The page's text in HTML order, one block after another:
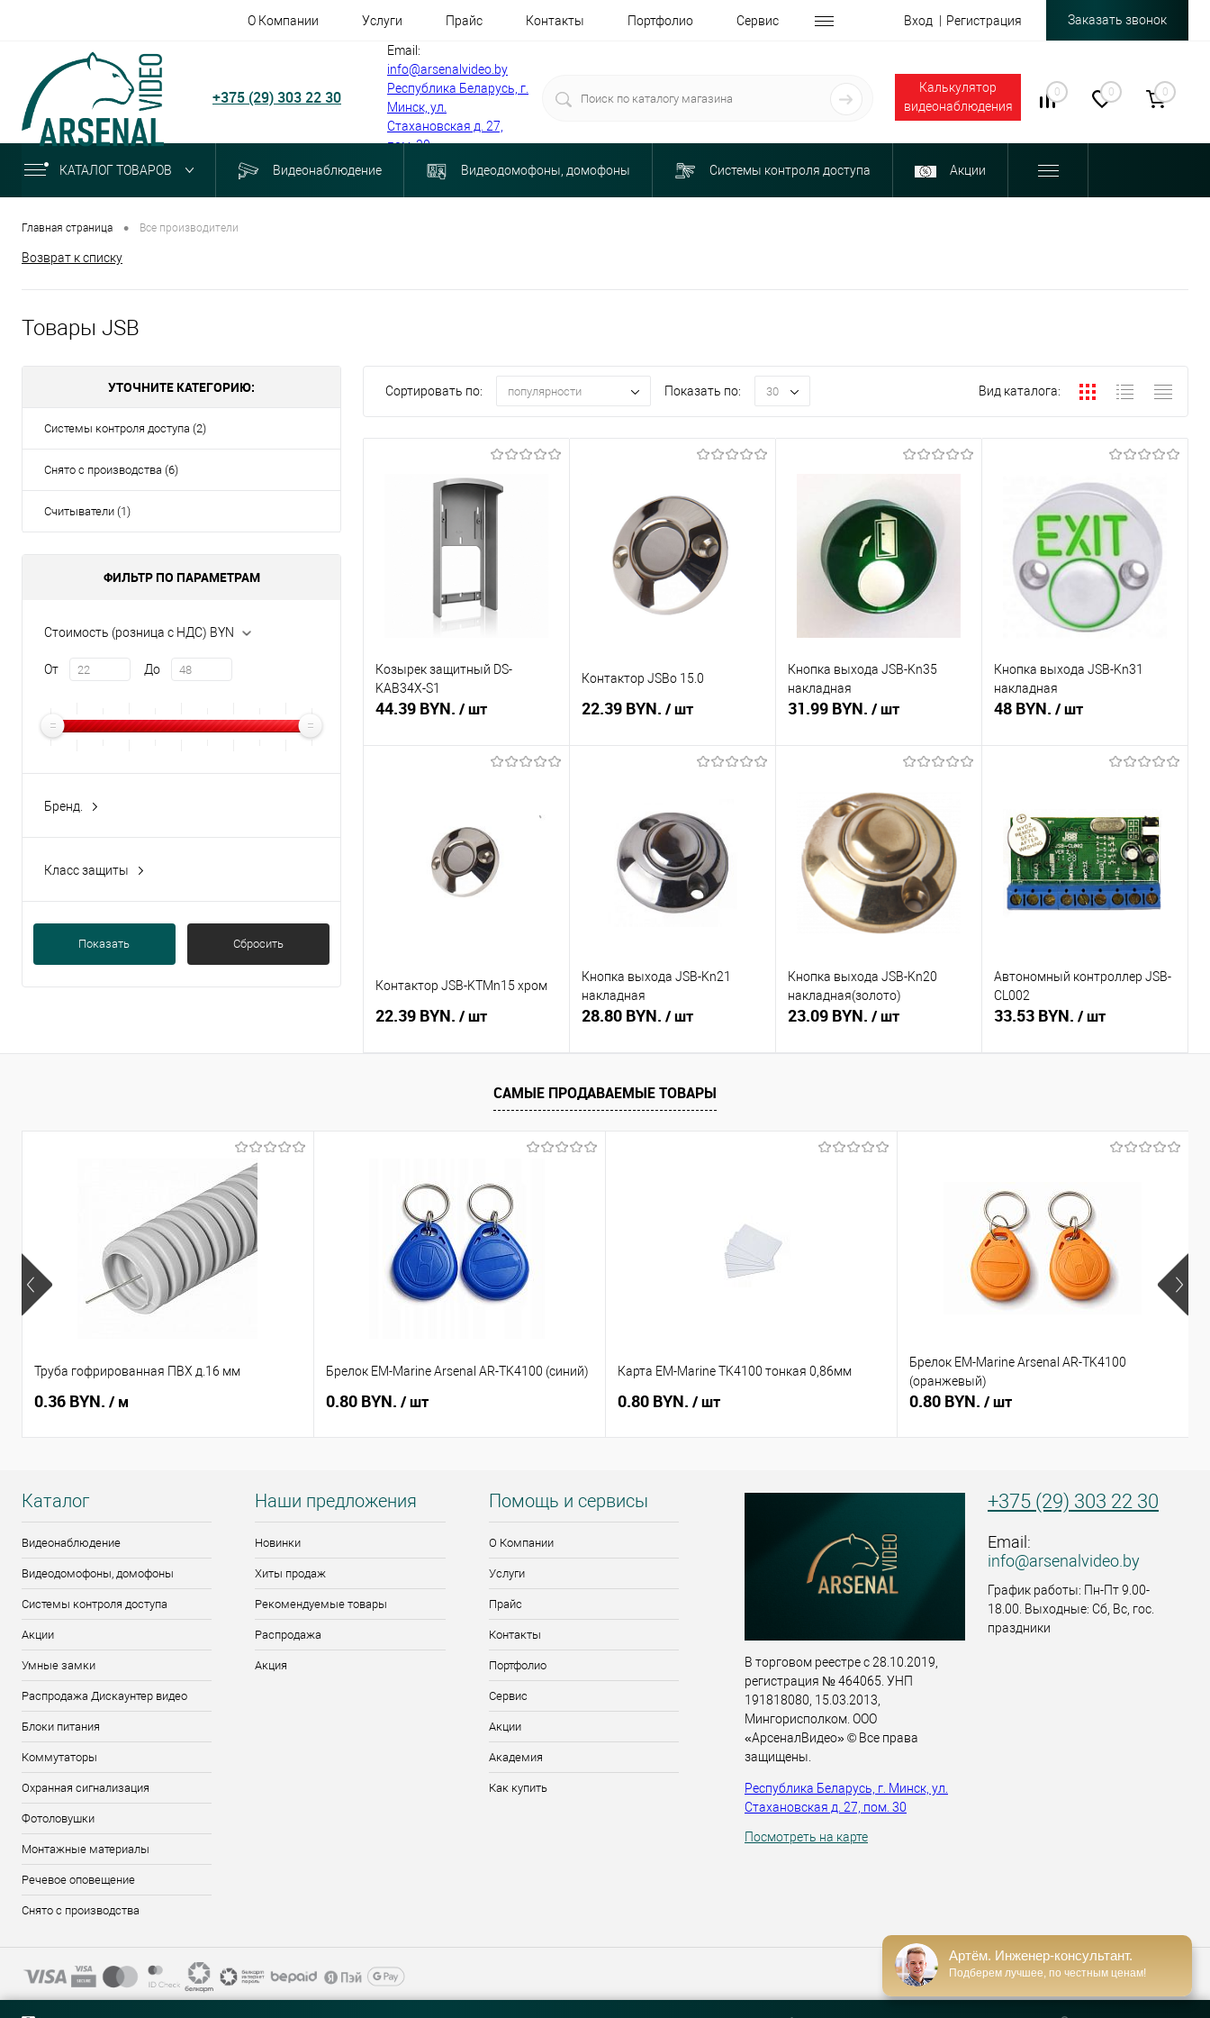
О Компании Услуги Прайс Контакты Портфолио Сервис Вход Регистрация Заказать звонок
+375 (29) 303 22 30
Email:
info@arsenalvideo.by
Республика Беларусь, г.
Минск, ул.
Стахановская д. 27,
пом. 30
Калькулятор
видеонаблюдения
0 0 0
КАТАЛОГ ТОВАРОВ Видеонаблюдение Видеодомофоны, домофоны Системы контроля доступа Акции
Главная страница • Все производители
Возврат к списку
Товары JSB
УТОЧНИТЕ КАТЕГОРИЮ:
Системы контроля доступа (2)
Снято с производства (6)
Считыватели (1)
ФИЛЬТР ПО ПАРАМЕТРАМ
Стоимость (розница с НДС) BYN
От До
Бренд.
Класс защиты
Показать Сбросить
Сортировать по: популярности Показать по: 30 Вид каталога:
Козырек защитный DS-
KAB34X-S1
44.39 BYN. / шт
Купить в 1 клик
Сравнение
В избранное
В наличии
Контактор JSBo 15.0
22.39 BYN. / шт
Купить в 1 клик
Сравнение
В избранное
В наличии
Кнопка выхода JSB-Kn35
накладная
31.99 BYN. / шт
Купить в 1 клик
Сравнение
В избранное
Недоступно
Кнопка выхода JSB-Kn31
накладная
48 BYN. / шт
Купить в 1 клик
Сравнение
В избранное
Недоступно
Контактор JSB-KTMn15 хром
22.39 BYN. / шт
Подписаться
Купить в 1 клик
Сравнение
Кнопка выхода JSB-Kn21
накладная
28.80 BYN. / шт
Подписаться
Купить в 1 клик
Сравнение
Кнопка выхода JSB-Kn20
накладная(золото)
23.09 BYN. / шт
Купить в 1 клик
Сравнение
Автономный контроллер JSB-
CL002
33.53 BYN. / шт
Купить в 1 клик
Сравнение
САМЫЕ ПРОДАВАЕМЫЕ ТОВАРЫ
Труба гофрированная ПВХ д.16 мм
0.36 BYN. / м
Брелок EM-Marine Arsenal AR-TK4100 (синий)
0.80 BYN. / шт
Карта EM-Marine TK4100 тонкая 0,86мм
0.80 BYN. / шт
Брелок EM-Marine Arsenal AR-TK4100
(оранжевый)
0.80 BYN. / шт
Каталог
Видеонаблюдение
Видеодомофоны, домофоны
Системы контроля доступа
Акции
Умные замки
Распродажа Дискаунтер видео
Блоки питания
Коммутаторы
Охранная сигнализация
Фотоловушки
Монтажные материалы
Речевое оповещение
Снято с производства
Наши предложения
Новинки
Хиты продаж
Рекомендуемые товары
Распродажа
Акция
Помощь и сервисы
О Компании
Услуги
Прайс
Контакты
Портфолио
Сервис
Акции
Академия
Как купить
В торговом реестре с 28.10.2019,
регистрация № 464065. УНП
191818080, 15.03.2013,
Мингорисполком. ООО
«АрсеналВидео» © Все права
защищены.
Республика Беларусь, г. Минск, ул.
Стахановская д. 27, пом. 30
Посмотреть на карте
+375 (29) 303 22 30
Email:
info@arsenalvideo.by
График работы: Пн-Пт 9.00-
18.00. Выходные: Сб, Вс, гос.
праздники
Артём. Инженер-консультант.
Подберем лучшее, по честным ценам!